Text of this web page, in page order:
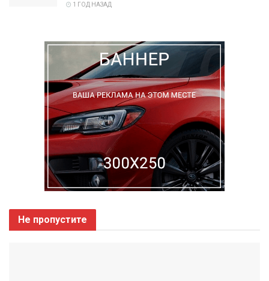
1 ГОД НАЗАД
Не пропустите